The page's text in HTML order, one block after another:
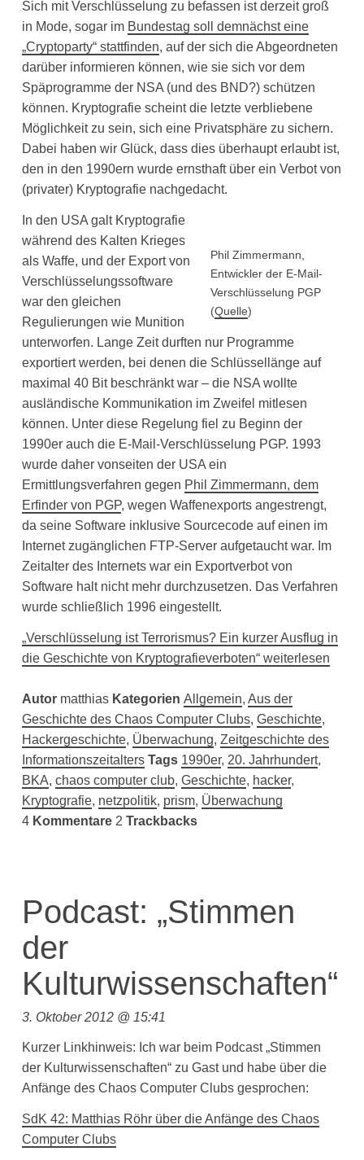
Sich mit Verschlüsselung zu befassen ist derzeit groß
in Mode, sogar im Bundestag soll demnächst eine
„Cryptoparty“ stattfinden, auf der sich die Abgeordneten
darüber informieren können, wie sie sich vor dem
Späprogramme der NSA (und des BND?) schützen
können. Kryptografie scheint die letzte verbliebene
Möglichkeit zu sein, sich eine Privatsphäre zu sichern.
Dabei haben wir Glück, dass dies überhaupt erlaubt ist,
den in den 1990ern wurde ernsthaft über ein Verbot von
(privater) Kryptografie nachgedacht.
Phil Zimmermann,
Entwickler der E-Mail-
Verschlüsselung PGP
(Quelle)
In den USA galt Kryptografie
während des Kalten Krieges
als Waffe, und der Export von
Verschlüsselungssoftware
war den gleichen
Regulierungen wie Munition
unterworfen. Lange Zeit durften nur Programme
exportiert werden, bei denen die Schlüssellänge auf
maximal 40 Bit beschränkt war – die NSA wollte
ausländische Kommunikation im Zweifel mitlesen
können. Unter diese Regelung fiel zu Beginn der
1990er auch die E-Mail-Verschlüsselung PGP. 1993
wurde daher vonseiten der USA ein
Ermittlungsverfahren gegen Phil Zimmermann, dem
Erfinder von PGP, wegen Waffenexports angestrengt,
da seine Software inklusive Sourcecode auf einen im
Internet zugänglichen FTP-Server aufgetaucht war. Im
Zeitalter des Internets war ein Exportverbot von
Software halt nicht mehr durchzusetzen. Das Verfahren
wurde schließlich 1996 eingestellt.
„Verschlüsselung ist Terrorismus? Ein kurzer Ausflug in
die Geschichte von Kryptografieverboten“ weiterlesen
Autor matthias Kategorien Allgemein, Aus der
Geschichte des Chaos Computer Clubs, Geschichte,
Hackergeschichte, Überwachung, Zeitgeschichte des
Informationszeitalters Tags 1990er, 20. Jahrhundert,
BKA, chaos computer club, Geschichte, hacker,
Kryptografie, netzpolitik, prism, Überwachung
4Kommentare 2 Trackbacks
Podcast: „Stimmen
der
Kulturwissenschaften“
3. Oktober 2012 @ 15:41
Kurzer Linkhinweis: Ich war beim Podcast „Stimmen
der Kulturwissenschaften“ zu Gast und habe über die
Anfänge des Chaos Computer Clubs gesprochen:
SdK 42: Matthias Röhr über die Anfänge des Chaos
Computer Clubs